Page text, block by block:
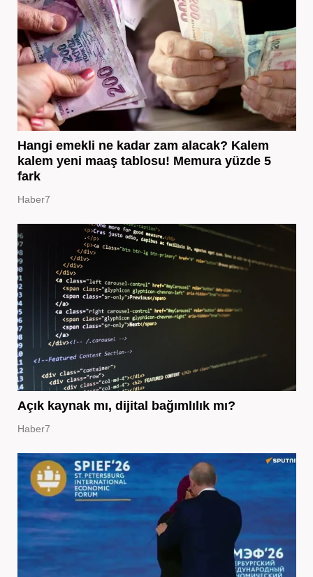
Hangi emekli ne kadar zam alacak? Kalem
kalem yeni maaş tablosu! Memura yüzde 5
fark
Haber7
Açık kaynak mı, dijital bağımlılık mı?
Haber7